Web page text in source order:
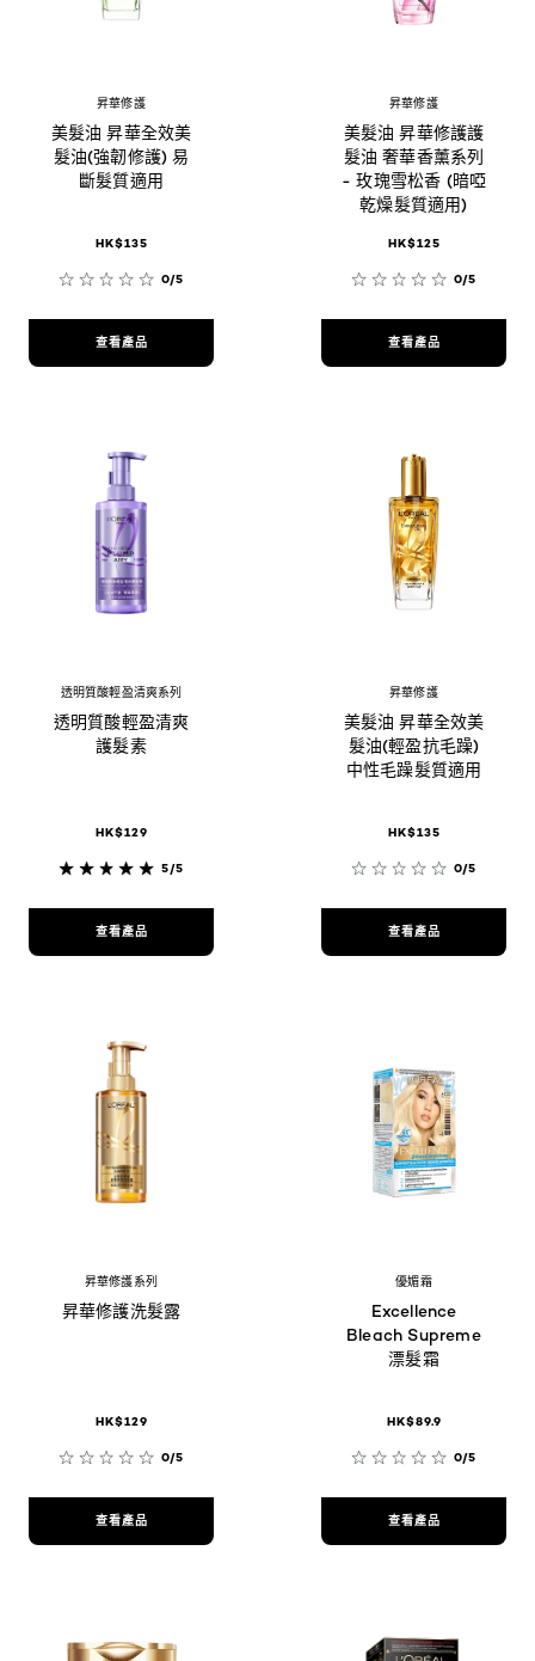
昇華修護
美髮油 昇華全效美
髮油(強韌修護) 易
斷髮質適用
HK$135
0/5
查看產品
昇華修護
美髮油 昇華修護護
髮油 奢華香薰系列
- 玫瑰雪松香 (暗啞
乾燥髮質適用)
HK$125
0/5
查看產品
透明質酸輕盈清爽系列
透明質酸輕盈清爽
護髮素
HK$129
5/5
查看產品
昇華修護
美髮油 昇華全效美
髮油(輕盈抗毛躁)
中性毛躁髮質適用
HK$135
0/5
查看產品
昇華修護系列
昇華修護洗髮露
HK$129
0/5
查看產品
優媚霜
Excellence
Bleach Supreme
漂髮霜
HK$89.9
0/5
查看產品